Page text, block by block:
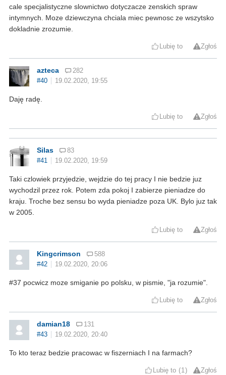
cale specjalistyczne slownictwo dotyczacze zenskich spraw
intymnych. Moze dziewczyna chciala miec pewnosc ze wszytsko
dokladnie zrozumie.
Lubię to Zgłoś
azteca
282
#40
19.02.2020, 19:55
Daję radę.
Lubię to Zgłoś
Silas
83
#41
19.02.2020, 19:59
Taki czlowiek przyjedzie, wejdzie do tej pracy I nie bedzie juz
wychodzil przez rok. Potem zda pokoj I zabierze pieniadze do
kraju. Troche bez sensu bo wyda pieniadze poza UK. Bylo juz tak
w 2005.
Lubię to Zgłoś
Kingcrimson
588
#42
19.02.2020, 20:06
#37 pocwicz moze smiganie po polsku, w pismie, "ja rozumie".
Lubię to Zgłoś
damian18
131
#43
19.02.2020, 20:40
To kto teraz bedzie pracowac w fiszerniach I na farmach?
Lubię to 1 Zgłoś